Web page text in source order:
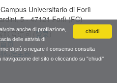
chiudi
anche di profilazione,
delle attività di
di più o negare il consenso consulta
navigazione del sito o cliccando su "chiudi"
Universitario di Forlì
5 - 47121 Forlì (FC)
帐号访问 (登录)
首页
标准主题